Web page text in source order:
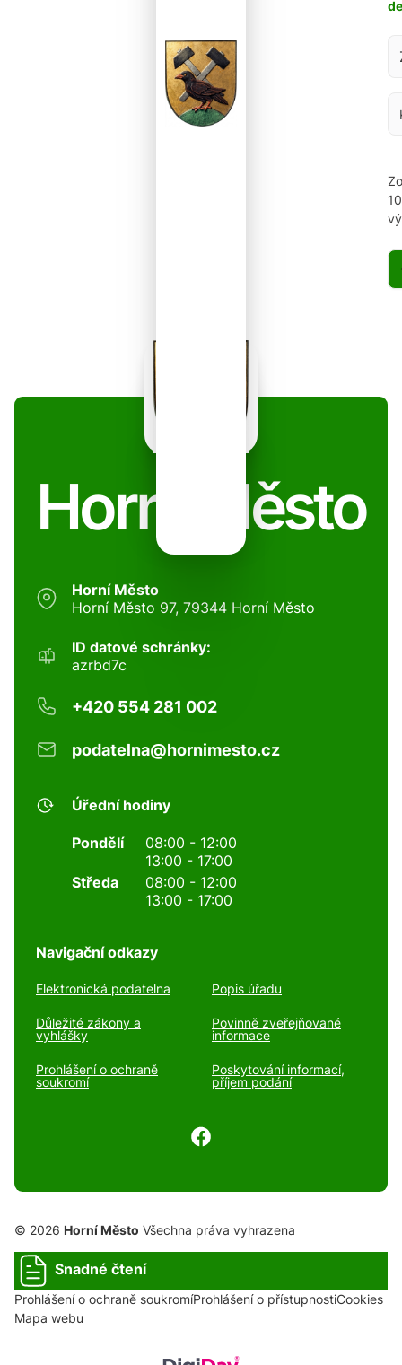
Horní Město
Horní Město
Horní Město 97, 79344 Horní Město
ID datové schránky:
azrbd7c
+420 554 281 002
podatelna@hornimesto.cz
Úřední hodiny
Pondělí
08:00 - 12:00
13:00 - 17:00
Středa
08:00 - 12:00
13:00 - 17:00
Navigační odkazy
Elektronická podatelna Popis úřadu
Důležité zákony a
vyhlášky
Povinně zveřejňované
informace
Prohlášení o ochraně
soukromí
Poskytování informací,
příjem podání
© 2026 Horní Město Všechna práva vyhrazena
Snadné čtení
Prohlášení o ochraně soukromíProhlášení o přístupnostiCookies
Mapa webu